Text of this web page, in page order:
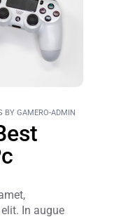
BY GAMERO-ADMIN
In augue